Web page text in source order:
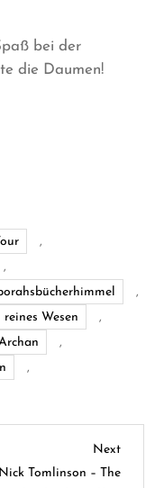
bei der
die Daumen!
,
,
,
reines Wesen
,
,
,
Next
Post
Next
Nick Tomlinson – The